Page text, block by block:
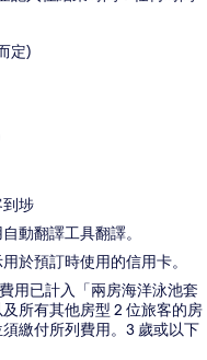
定)
埗
動翻譯工具翻譯。
於預訂時使用的信用卡。
用已計入「兩房海洋泳池套
所有其他房型 2 位旅客的房
繳付所列費用。3 歲或以下